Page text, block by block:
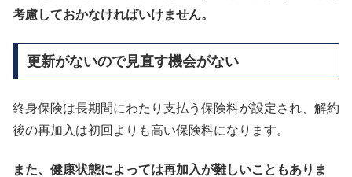
考慮しておかなければいけません。
更新がないので見直す機会がない
終身保険は長期間にわたり支払う保険料が設定され、解約
後の再加入は初回よりも高い保険料になります。
また、健康状態によっては再加入が難しいこともありま